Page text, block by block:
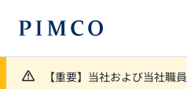
【重要】当社および当社職